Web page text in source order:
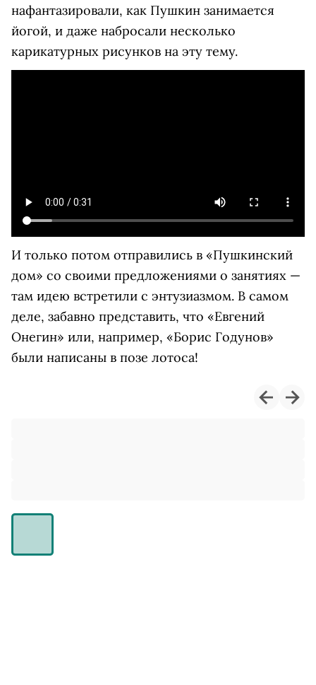
нафантазировали, как Пушкин занимается
йогой, и даже набросали несколько
карикатурных рисунков на эту тему.
И только потом отправились в «Пушкинский
дом» со своими предложениями о занятиях —
там идею встретили с энтузиазмом. В самом
деле, забавно представить, что «Евгений
Онегин» или, например, «Борис Годунов»
были написаны в позе лотоса!